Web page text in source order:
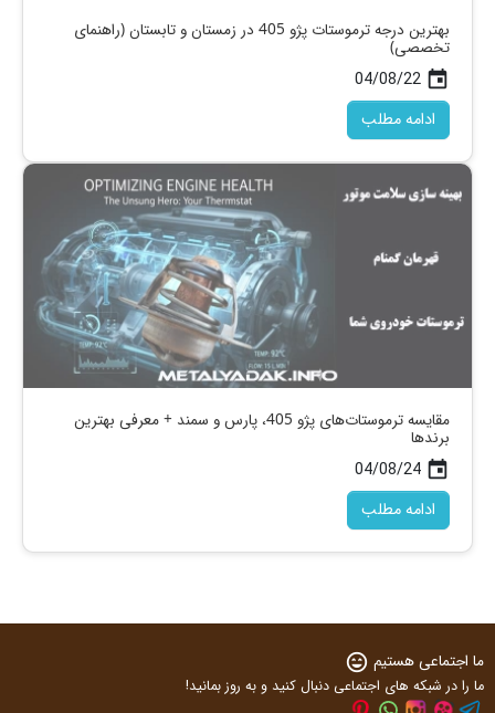
بهترین درجه ترموستات پژو 405 در زمستان و تابستان (راهنمای
تخصصی)
today
ادامه مطلب
مقایسه ترموستات‌های پژو 405، پارس و سمند + معرفی بهترین
برندها
today
ادامه مطلب
ما اجتماعی هستیم sentiment_very_satisfied
ما را در شبکه های اجتماعی دنبال کنید و به روز بمانید!